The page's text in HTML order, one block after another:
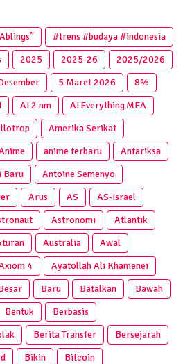
#trens #budaya #indonesia
2025 2025‑26
2025/2026
5 Maret 2026
8%
AI 2 nm
AI Everything MEA
Amerika Serikat
anime terbaru
Antariksa
Baru
Antoine Semenyo
Arus AS
AS-Israel
Astronomi
Atlantik
Australia
Awal
4
Ayatollah Ali Khamenei
Baru Batalkan
Bawah
Bentuk
Berbasis
Berita Transfer
Bersejarah
Bikin
Bitcoin